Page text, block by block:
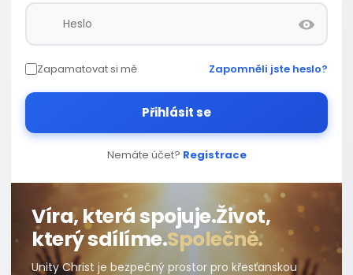
Zapamatovat si mě Zapomněli jste heslo?
Přihlásit se
Nemáte účet? Registrace
Víra, která spojuje.Život,
který sdílíme.Společně.
Unity Christ je bezpečný prostor pro křesťanskou